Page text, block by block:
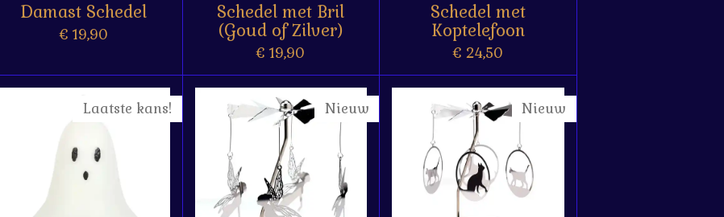
Damast Schedel
€ 19,90
Schedel met Bril
(Goud of Zilver)
€ 19,90
Schedel met
Koptelefoon
€ 24,50
Laatste kans! Nieuw Nieuw